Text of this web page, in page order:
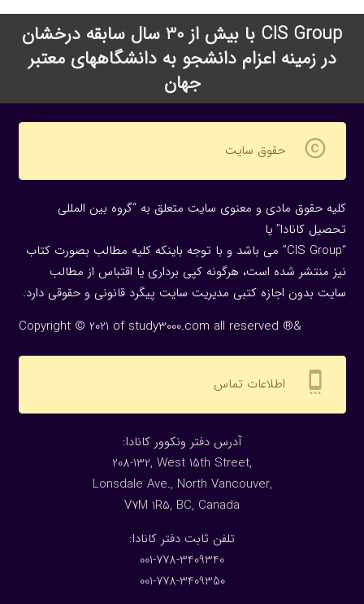
CIS Group با بیش از 30 سال سابقه درخشان
در زمینه اعزام دانشجو به دانشگاههای معتبر
جهان
copyright حقوق سایت
کلیه حقوق مادی و معنوی سایت متعلق به “گروه بین المللی
تحصیل کانادا” یا
“CIS Group” می باشد و با توجه باینکه کلیه مطالب بصورت کتاب
نیز منتشر شده است، هرگونه كپی برداری یا اقتباس از مطالب
سایت بدون اجازه كتبی مدیریت سایت پیگرد قانونی و حقوقی دارد.
Copyright © 2021 of study3000.com all reserved ®&
settings_cell اطلاعات تماس
:آدرس دفتر ونکوور کانادا
208-132, West 15th Street,
Lonsdale Ave., North Vancouver,
V7M 1R5, BC, Canada
:تلفن ثابت دفتر کانادا
001-778-3409340
001-778-3409350